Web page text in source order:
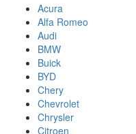
Acura
Alfa Romeo
Audi
BMW
Buick
BYD
Chery
Chevrolet
Chrysler
Citroen